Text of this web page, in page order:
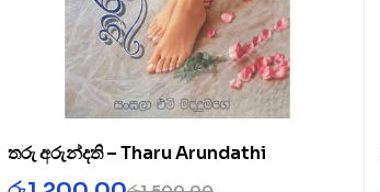
තරු අරුන්දති – Tharu Arundathi